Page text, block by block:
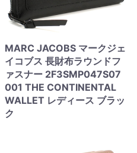
MARC JACOBS マークジェ
イコブス 長財布ラウンドフ
ァスナー 2F3SMP047S07
001 THE CONTINENTAL
WALLET レディース ブラッ
ク